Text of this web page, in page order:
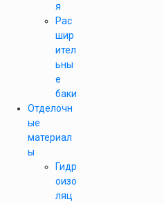
я
Рас
шир
ител
ьны
е
баки
Отделочн
ые
материал
ы
Гидр
оизо
ляц